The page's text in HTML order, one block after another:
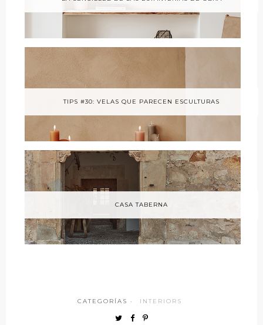
TIPS #30: VELAS QUE PARECEN ESCULTURAS
CASA TABERNA
CATEGORÍAS · INTERIORS